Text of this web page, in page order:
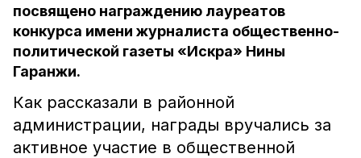
посвящено награждению лауреатов
конкурса имени журналиста общественно-
политической газеты «Искра» Нины
Гаранжи.
Как рассказали в районной
администрации, награды вручались за
активное участие в общественной